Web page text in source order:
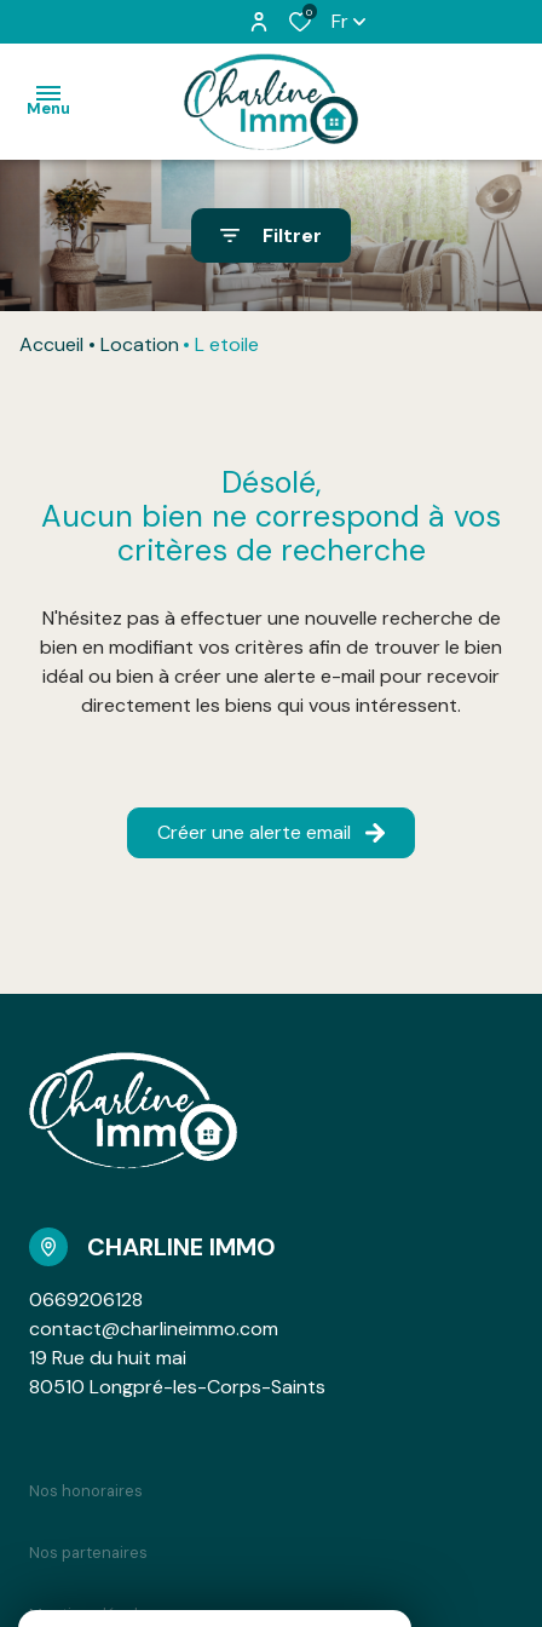
0 Fr
Menu
Accueil
Acheter
Contact
Filtrer
Accueil Location L etoile
Désolé,
Aucun bien ne correspond à vos
critères de recherche
N'hésitez pas à effectuer une nouvelle recherche de
bien en modifiant vos critères afin de trouver le bien
idéal ou bien à créer une alerte e-mail pour recevoir
directement les biens qui vous intéressent.
Créer une alerte email
CHARLINE IMMO
0669206128
contact@charlineimmo.com
19 Rue du huit mai
80510 Longpré-les-Corps-Saints
Nos honoraires
Nos partenaires
Mentions légales